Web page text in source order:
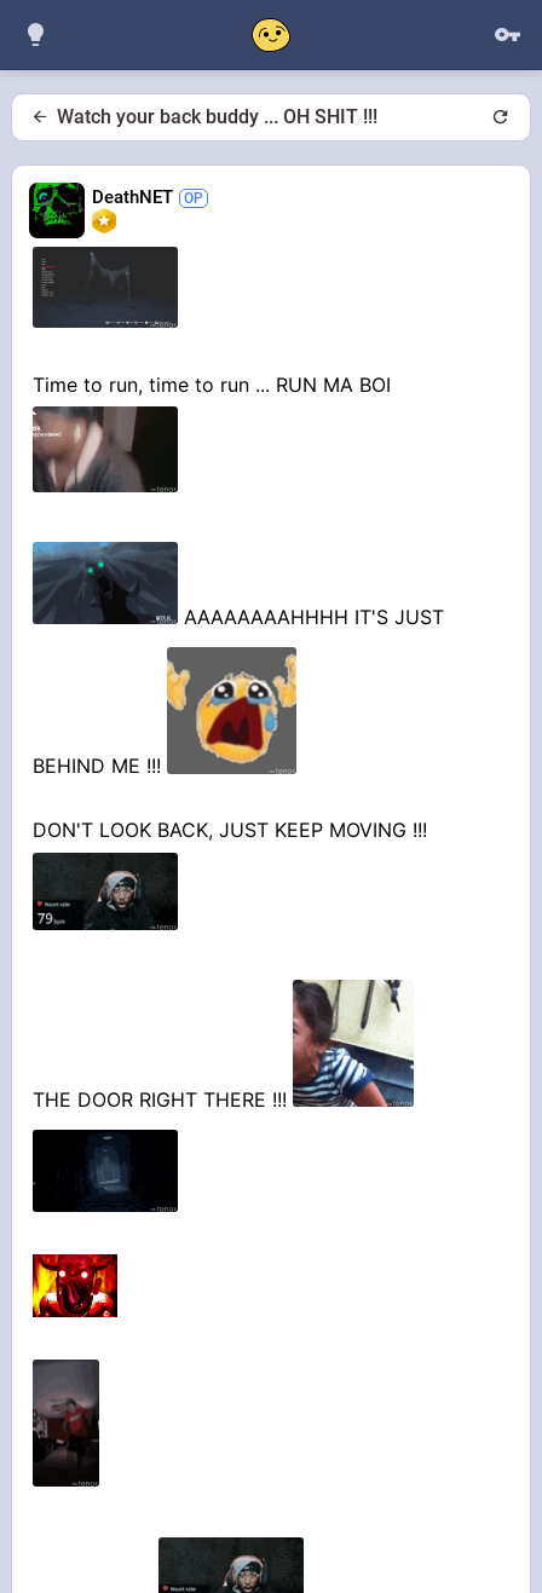
Watch your back buddy ... OH SHIT !!!
DeathNET
Time to run, time to run ... RUN MA BOI
AAAAAAAAHHHH IT'S JUST
BEHIND ME !!!
DON'T LOOK BACK, JUST KEEP MOVING !!!
THE DOOR RIGHT THERE !!!